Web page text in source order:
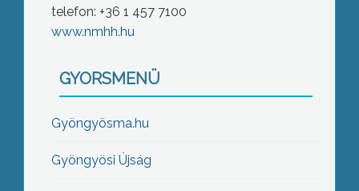
telefon: +36 1 457 7100
www.nmhh.hu
GYORSMENÜ
Gyöngyösma.hu
Gyöngyösi Újság